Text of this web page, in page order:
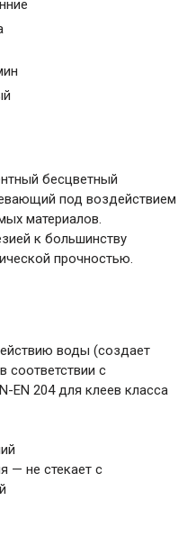
бесцветный
под воздействием
материалов.
к большинству
прочностью.
воды (создает
соответствии с
EN 204 для клеев класса
— не стекает с
и сада
и уборки